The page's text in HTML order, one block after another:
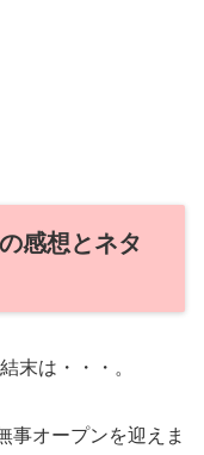
感想とネタ
末は・・・。
事オープンを迎えま